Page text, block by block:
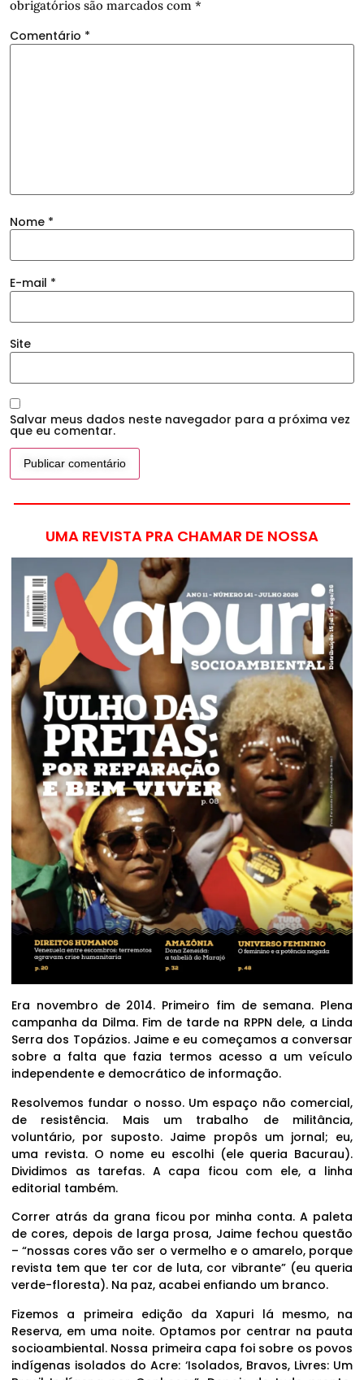
obrigatórios são marcados com *
Comentário *
Nome *
E-mail *
Site
Salvar meus dados neste navegador para a próxima vez
que eu comentar.
UMA REVISTA PRA CHAMAR DE NOSSA
Era novembro de 2014. Primeiro fim de semana. Plena
campanha da Dilma. Fim de tarde na RPPN dele, a Linda
Serra dos Topázios. Jaime e eu começamos a conversar
sobre a falta que fazia termos acesso a um veículo
independente e democrático de informação.
Resolvemos fundar o nosso. Um espaço não comercial,
de resistência. Mais um trabalho de militância,
voluntário, por suposto. Jaime propôs um jornal; eu,
uma revista. O nome eu escolhi (ele queria Bacurau).
Dividimos as tarefas. A capa ficou com ele, a linha
editorial também.
Correr atrás da grana ficou por minha conta. A paleta
de cores, depois de larga prosa, Jaime fechou questão
– “nossas cores vão ser o vermelho e o amarelo, porque
revista tem que ter cor de luta, cor vibrante” (eu queria
verde-floresta). Na paz, acabei enfiando um branco.
Fizemos a primeira edição da Xapuri lá mesmo, na
Reserva, em uma noite. Optamos por centrar na pauta
socioambiental. Nossa primeira capa foi sobre os povos
indígenas isolados do Acre: ‘Isolados, Bravos, Livres: Um